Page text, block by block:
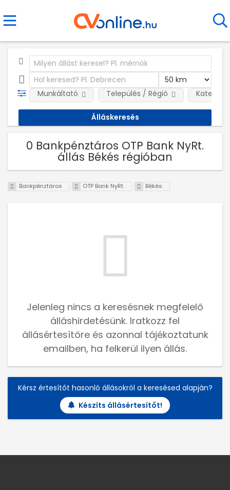
Munkáltató Település / Régió
0 Bankpénztáros OTP Bank NyRt.
állás Békés régióban
Bankpénztáros OTP Bank NyRt. Békés
Jelenleg nincs a keresésnek megfelelő
álláshirdetésünk. Iratkozz fel
állásértesítőre és azonnal tájékoztatunk
emailben, ha felkerül ilyen állás.
Kérsz értesítőt hasonló állásokról a keresésed alapján?
Készíts állásértesítőt!